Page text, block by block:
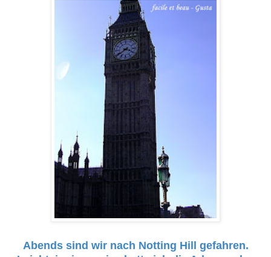
Abends sind wir nach Notting Hill gefahren.